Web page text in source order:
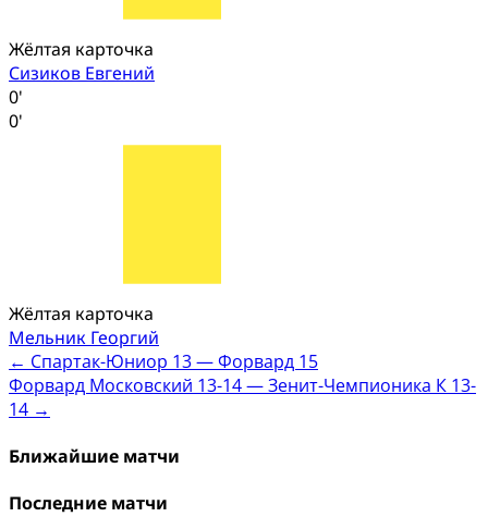
Жёлтая карточка
Сизиков Евгений
0'
0'
Жёлтая карточка
Мельник Георгий
Post
navigation
← Спартак-Юниор 13 — Форвард 15
Форвард Московский 13-14 — Зенит-Чемпионика К 13-
14 →
Ближайшие матчи
Последние матчи